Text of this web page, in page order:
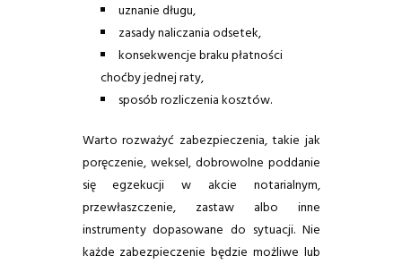
uznanie długu,
zasady naliczania odsetek,
konsekwencje braku płatności
choćby jednej raty,
sposób rozliczenia kosztów.
Warto rozważyć zabezpieczenia, takie jak
poręczenie, weksel, dobrowolne poddanie
się egzekucji w akcie notarialnym,
przewłaszczenie, zastaw albo inne
instrumenty dopasowane do sytuacji. Nie
każde zabezpieczenie będzie możliwe lub